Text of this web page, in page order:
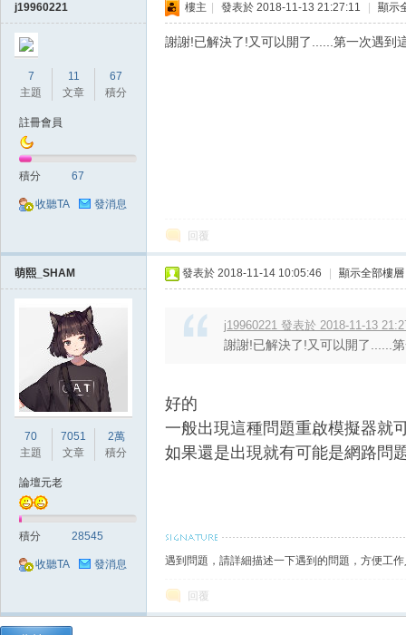
j19960221
7
主題
11
文章
67
積分
註冊會員
積分 67
收聽TA 發消息
樓主 發表於 2018-11-13 21:27:11 顯示
謝謝!已解決了!又可以開了......第一次遇到
回覆
萌熙_SHAM
70
主題
7051
文章
2萬
積分
論壇元老
積分 28545
收聽TA 發消息
發表於 2018-11-14 10:05:46 顯示全部樓層
j19960221 發表於 2018-11-13
謝謝!已解決了!又可以開了......
好的
一般出現這種問題重啟模擬器就
如果還是出現就有可能是網路問
遇到問題，請詳細描述一下遇到的問題，方便工
回覆